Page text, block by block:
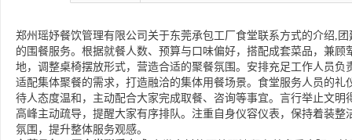
郑州瑶妤餐饮管理有限公司关于东莞承包工厂食堂联系方式的介绍,
的围餐服务。根据就餐人数、预算与口味偏好，搭配成套菜品，兼
地，调整桌椅摆放形式，营造合适的聚餐氛围。安排充足工作人员
适配集体聚餐的需求，打造融洽的集体用餐场景。食堂服务人员的
待人态度温和，主动配合大家完成取餐、咨询等事宜。言行举止文
高峰主动疏导，提醒大家有序排队。注重自身仪容仪表，保持着装
氛围，提升整体服务观感。